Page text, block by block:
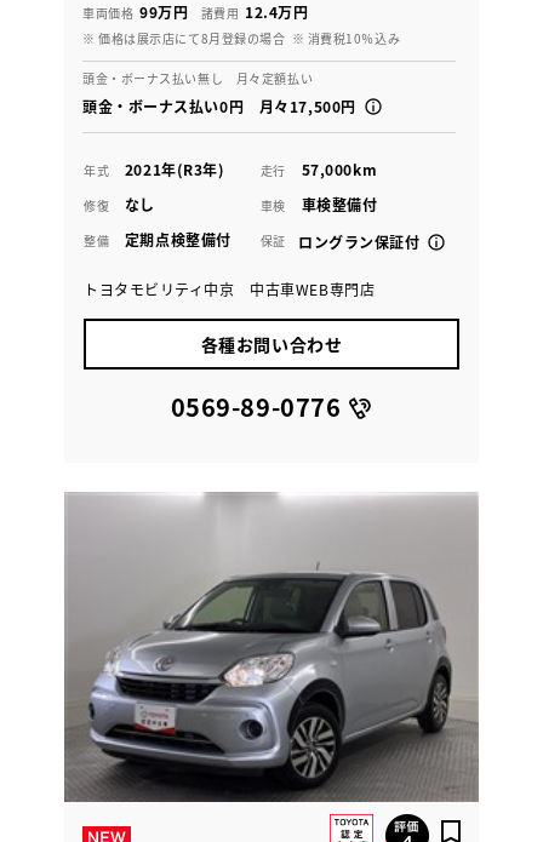
車両価格 99万円 諸費用 12.4万円
※ 価格は展示店にて8月登録の場合 ※ 消費税10％込み
頭金・ボーナス払い無し 月々定額払い
頭金・ボーナス払い0円 月々17,500円
年式 2021年(R3年) 走行 57,000km
修復 なし 車検 車検整備付
整備 定期点検整備付 保証 ロングラン保証付
トヨタモビリティ中京 中古車WEB専門店
各種お問い合わせ
0569-89-0776